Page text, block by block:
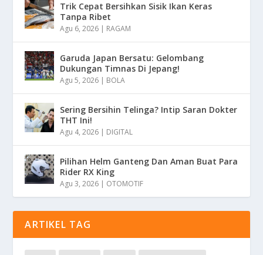
Trik Cepat Bersihkan Sisik Ikan Keras
Tanpa Ribet
Agu 6, 2026 RAGAM
Garuda Japan Bersatu: Gelombang
Dukungan Timnas Di Jepang!
Agu 5, 2026 BOLA
Sering Bersihin Telinga? Intip Saran Dokter
THT Ini!
Agu 4, 2026 DIGITAL
Pilihan Helm Ganteng Dan Aman Buat Para
Rider RX King
Agu 3, 2026 OTOMOTIF
ARTIKEL TAG